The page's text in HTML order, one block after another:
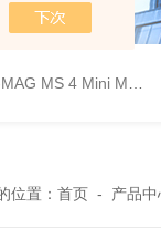
MS 4 Mini MR standard IKA磁力搅拌器
位置： 首页- 产品中